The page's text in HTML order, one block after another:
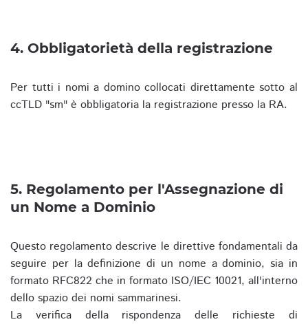
4. Obbligatorietà della registrazione
Per tutti i nomi a domino collocati direttamente sotto al
ccTLD "sm" è obbligatoria la registrazione presso la RA.
5. Regolamento per l'Assegnazione di
un Nome a Dominio
Questo regolamento descrive le direttive fondamentali da
seguire per la definizione di un nome a dominio, sia in
formato RFC822 che in formato ISO/IEC 10021, all'interno
dello spazio dei nomi sammarinesi.
La verifica della rispondenza delle richieste di